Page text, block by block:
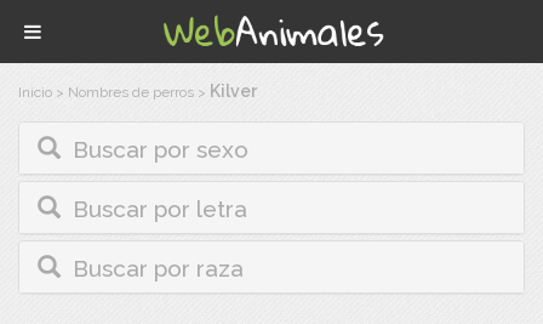
Inicio > Nombres de perros > Kilver
Buscar por sexo
Buscar por letra
Buscar por raza